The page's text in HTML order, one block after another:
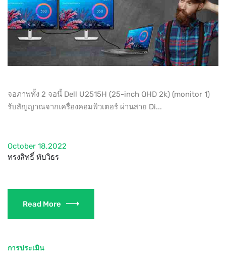
จอภาพทั้ง 2 จอนี้ Dell U2515H (25-inch QHD 2k) (monitor 1)
รับสัญญาณจากเครื่องคอมพิวเตอร์ ผ่านสาย Di...
October 18,2022
ทรงสิทธิ์ ทับวิธร
Read More
การประเมิน